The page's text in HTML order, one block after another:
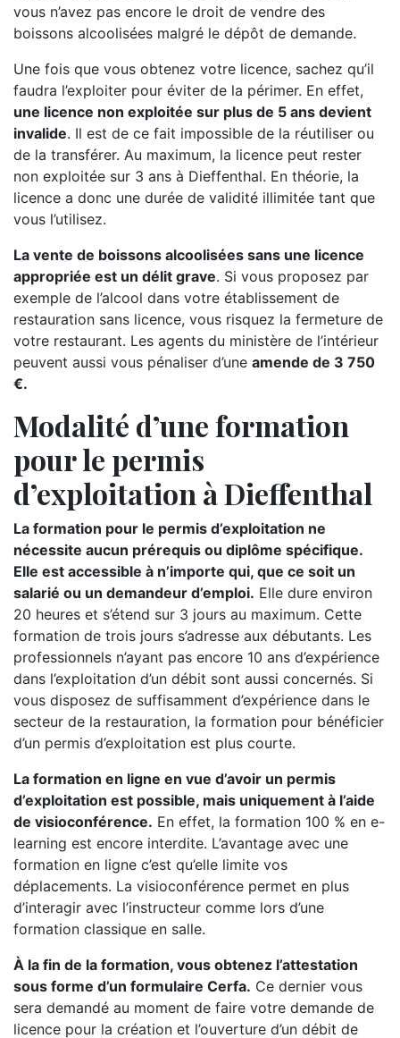
vous n’avez pas encore le droit de vendre des
boissons alcoolisées malgré le dépôt de demande.
Une fois que vous obtenez votre licence, sachez qu’il
faudra l’exploiter pour éviter de la périmer. En effet,
une licence non exploitée sur plus de 5 ans devient
invalide. Il est de ce fait impossible de la réutiliser ou
de la transférer. Au maximum, la licence peut rester
non exploitée sur 3 ans à Dieffenthal. En théorie, la
licence a donc une durée de validité illimitée tant que
vous l’utilisez.
La vente de boissons alcoolisées sans une licence
appropriée est un délit grave. Si vous proposez par
exemple de l’alcool dans votre établissement de
restauration sans licence, vous risquez la fermeture de
votre restaurant. Les agents du ministère de l’intérieur
peuvent aussi vous pénaliser d’une amende de 3 750
€.
Modalité d’une formation
pour le permis
d’exploitation à Dieffenthal
La formation pour le permis d’exploitation ne
nécessite aucun prérequis ou diplôme spécifique.
Elle est accessible à n’importe qui, que ce soit un
salarié ou un demandeur d’emploi. Elle dure environ
20 heures et s’étend sur 3 jours au maximum. Cette
formation de trois jours s’adresse aux débutants. Les
professionnels n’ayant pas encore 10 ans d’expérience
dans l’exploitation d’un débit sont aussi concernés. Si
vous disposez de suffisamment d’expérience dans le
secteur de la restauration, la formation pour bénéficier
d’un permis d’exploitation est plus courte.
La formation en ligne en vue d’avoir un permis
d’exploitation est possible, mais uniquement à l’aide
de visioconférence. En effet, la formation 100 % en e-
learning est encore interdite. L’avantage avec une
formation en ligne c’est qu’elle limite vos
déplacements. La visioconférence permet en plus
d’interagir avec l’instructeur comme lors d’une
formation classique en salle.
À la fin de la formation, vous obtenez l’attestation
sous forme d’un formulaire Cerfa. Ce dernier vous
sera demandé au moment de faire votre demande de
licence pour la création et l’ouverture d’un débit de